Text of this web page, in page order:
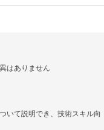
はありません
いて説明でき、技術スキル向